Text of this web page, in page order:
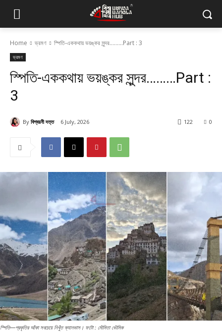
Home ভ্রমণ স্পিতি-এককথায় ভয়ঙ্কর সুন্দর………Part : 3
ভ্রমণ
স্পিতি-এককথায় ভয়ঙ্কর সুন্দর………Part :
3
By বিশ্বয়নী দত্ত 6 July, 2026 0
122
স্পিতি—প্রকৃতির আঁকা সবচেয়ে নিখুঁত ক্যানভাস। ফটো : মৌমিতা ভৌমিক